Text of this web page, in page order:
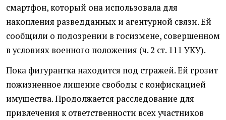
смартфон, который она использовала для
накопления разведданных и агентурной связи. Ей
сообщили о подозрении в госизмене, совершенном
в условиях военного положения (ч. 2 ст. 111 УКУ).
Пока фигурантка находится под стражей. Ей грозит
пожизненное лишение свободы с конфискацией
имущества. Продолжается расследование для
привлечения к ответственности всех участников